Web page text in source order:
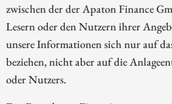
zwischen der der Apaton Finance
Lesern oder den Nutzern ihrer
unsere Informationen sich nur auf
beziehen, nicht aber auf die
oder Nutzers.